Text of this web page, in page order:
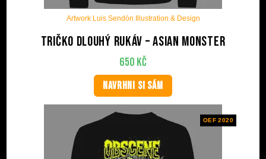
Artwork Luis Sendón Illustration & Design
Tričko dlouhý rukáv – Asian Monster
650 Kč
NAVRHNI SI SÁM
OEF 2020